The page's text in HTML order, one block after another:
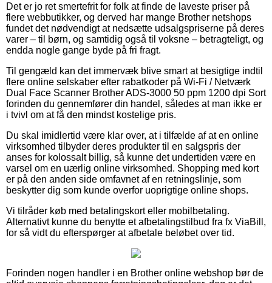
Det er jo ret smertefrit for folk at finde de laveste priser på
flere webbutikker, og derved har mange Brother netshops
fundet det nødvendigt at nedsætte udsalgspriserne på deres
varer – til børn, og samtidig også til voksne – betragteligt, og
endda nogle gange byde på fri fragt.
Til gengæld kan det immervæk blive smart at besigtige indtil
flere online selskaber efter rabatkoder på Wi-Fi / Netværk
Dual Face Scanner Brother ADS-3000 50 ppm 1200 dpi Sort
forinden du gennemfører din handel, således at man ikke er
i tvivl om at få den mindst kostelige pris.
Du skal imidlertid være klar over, at i tilfælde af at en online
virksomhed tilbyder deres produkter til en salgspris der
anses for kolossalt billig, så kunne det undertiden være en
varsel om en uærlig online virksomhed. Shopping med kort
er på den anden side omfavnet af en retningslinje, som
beskytter dig som kunde overfor uoprigtige online shops.
Vi tilråder køb med betalingskort eller mobilbetaling.
Alternativt kunne du benytte et afbetalingstilbud fra fx ViaBill,
for så vidt du efterspørger at afbetale beløbet over tid.
Forinden nogen handler i en Brother online webshop bør de